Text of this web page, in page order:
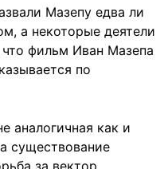
Мазепу едва ли
а некоторые деятели
фильм Иван Мазепа
по
аналогичная как и
существование
за вектор